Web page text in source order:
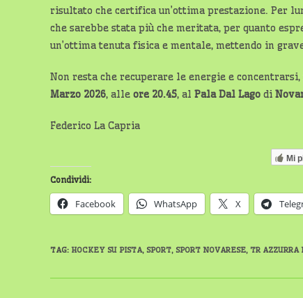
risultato che certifica un’ottima prestazione. Per
che sarebbe stata più che meritata, per quanto
un’ottima tenuta fisica e mentale, mettendo in
Non resta che recuperare le energie e
Marzo 2026, alle ore 20.45, al Pala Dal Lago di
Federico La Capria
Mi
Condividi:
Facebook WhatsApp X
TAG: HOCKEY SU PISTA, SPORT, SPORT NOVARESE, TR AZZURRA